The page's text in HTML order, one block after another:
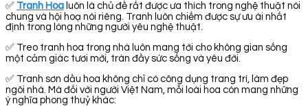
✅ Tranh Hoa luôn là chủ đề rất được ưa thích trong nghệ thuật nói
chung và hội hoạ nói riêng. Tranh luôn chiếm được sự ưu ái nhất
định trong lòng những người yêu nghệ thuật.
✅ Treo tranh hoa trong nhà luôn mang tới cho không gian sống
một cảm giác tươi mới, tràn đầy sức sống và yêu đời.
✅ Tranh sơn dầu hoa không chỉ có công dụng trang trí, làm đẹp
ngôi nhà. Mà đối với người Việt Nam, mỗi loài hoa còn mang những
ý nghĩa phong thuỷ khác: